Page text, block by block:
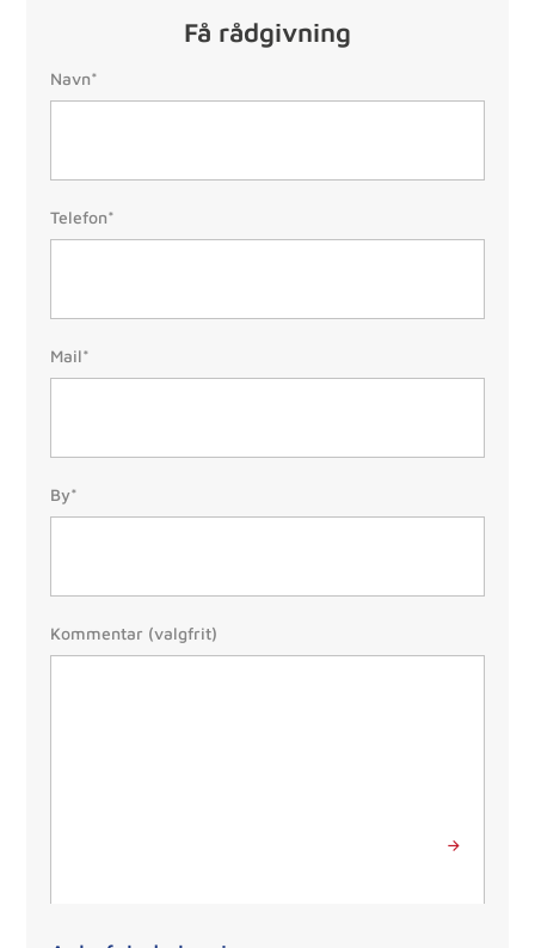
Få rådgivning
Navn:
Navn*
Telefon:
(Påkrævet)
Telefon*
Mail:
(Påkrævet)
Mail*
By/Postnr.
By*
Besked
Kommentar (valgfrit)